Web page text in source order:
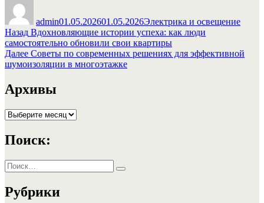
admin01.05.202601.05.2026Электрика и освещение
Навигация
по
записям
Назад Предыдущая
запись:
Вдохновляющие истории успеха: как люди
самостоятельно обновили свои квартиры
Далее Следующая
запись:
Советы по современных решениях для эффективной
шумоизоляции в многоэтажке
Архивы
Архивы
Поиск:
Искать:
Поиск
Рубрики